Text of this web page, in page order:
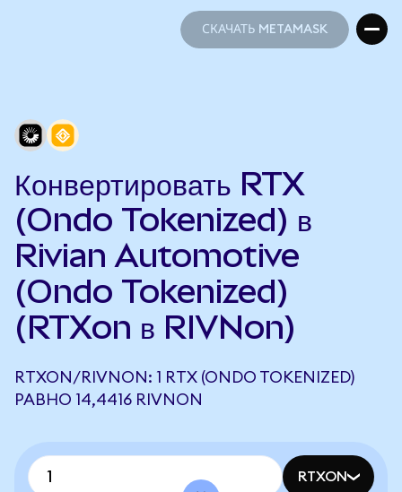
СКАЧАТЬ METAMASK
Конвертировать RTX
(Ondo Tokenized) в
Rivian Automotive
(Ondo Tokenized)
(RTXon в RIVNon)
RTXON/RIVNON: 1 RTX (ONDO TOKENIZED)
РАВНО 14,4416 RIVNON
RTXON